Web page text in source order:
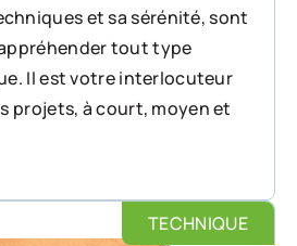
et sa sérénité, sont
tout type
Il est votre interlocuteur
projets, à court, moyen et
TECHNIQUE